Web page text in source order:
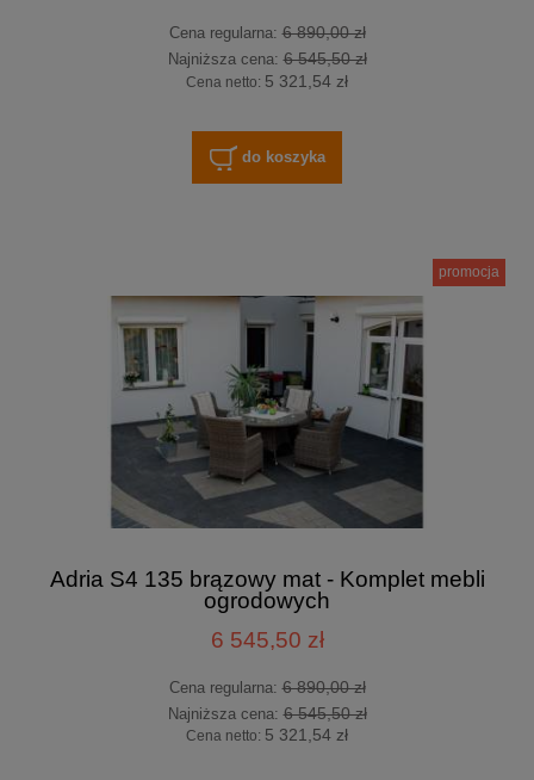
Cena regularna:6 890,00 zł
Najniższa cena:6 545,50 zł
Cena netto: 5 321,54 zł
do koszyka
Adria S4 135 brązowy mat - Komplet mebli
ogrodowych
6 545,50 zł
Cena regularna:6 890,00 zł
Najniższa cena:6 545,50 zł
Cena netto: 5 321,54 zł
promocja